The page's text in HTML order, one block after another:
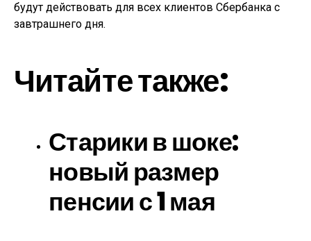
будут действовать для всех клиентов Сбербанка с
завтрашнего дня.
Читайте также:
Старики в шоке:
новый размер
пенсии с 1 мая